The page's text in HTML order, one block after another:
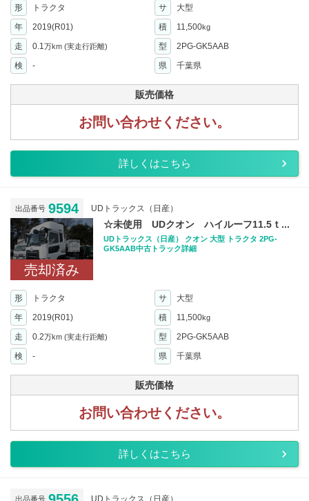
形 トラクタ サ
大型
年
2019(R01) 積 11,500kg
走 0.1万km (実走行距離) 型
2PG-GK5AAB
検
- 県 千葉県
販売価格
お問い合わせください。
詳しくはこちら
出品番号 9594 UDトラックス（日産）
売却済み
☆未使用 UDクオン ハイルーフ11.5ｔ...
UDトラックス（日産） クオン 大型 トラクタ 2PG-
GK5AAB中古トラック詳細
形 トラクタ サ
大型
年
2019(R01) 積 11,500kg
走 0.2万km (実走行距離) 型
2PG-GK5AAB
検
- 県 千葉県
販売価格
お問い合わせください。
詳しくはこちら
出品番号 UDトラックス（日産）